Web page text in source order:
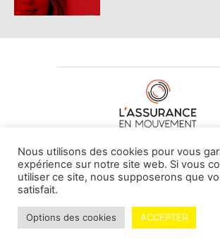
À PROPOS DE NOUS•
© L'assurance en mouvement -By Vovoxx Média
Mentions légales
Nous utilisons des cookies pour vous
expérience sur notre site web. Si vous
utiliser ce site, nous supposerons que
satisfait.
Options des cookies ACCEPTER